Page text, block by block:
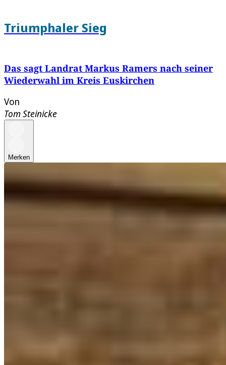
Triumphaler Sieg
Das sagt Landrat Markus Ramers nach seiner
Wiederwahl im Kreis Euskirchen
Von
Tom Steinicke
Merken